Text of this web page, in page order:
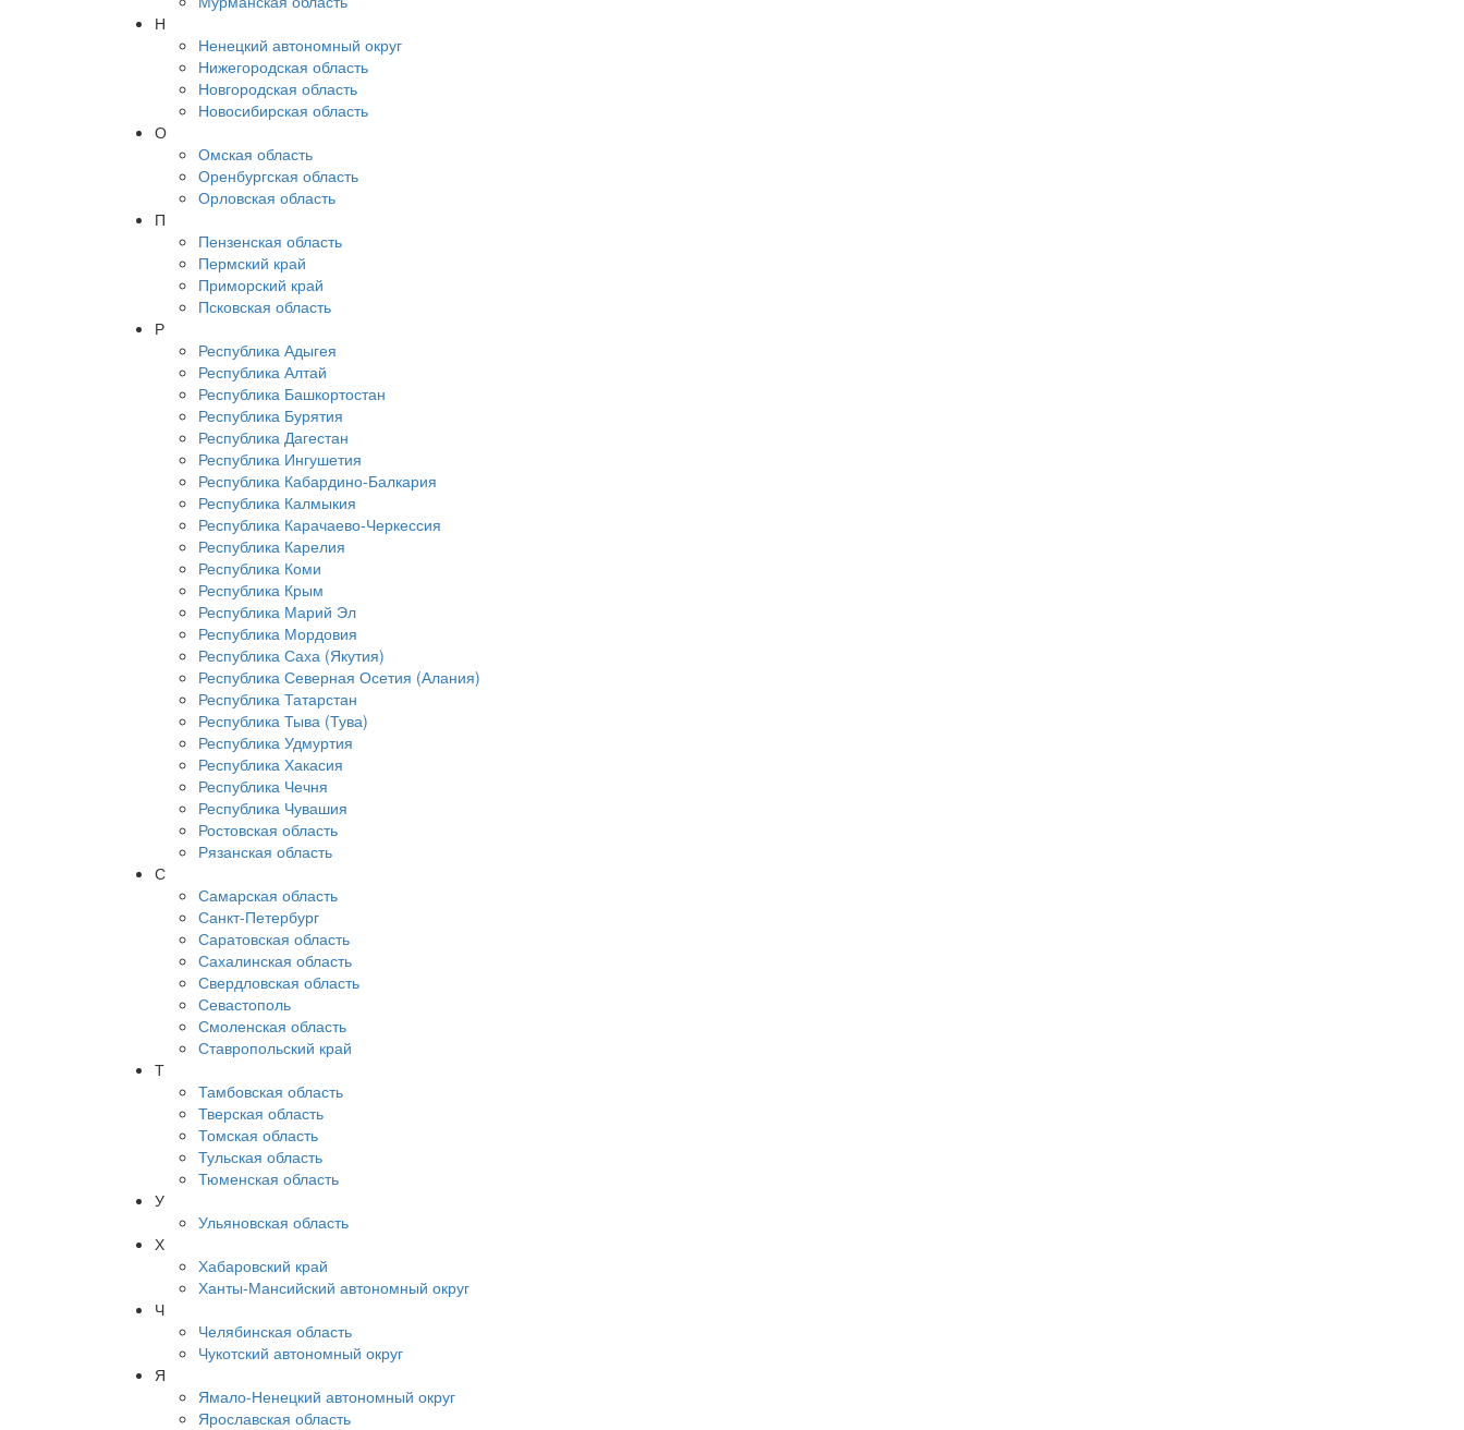
Н
Ненецкий автономный округ
Нижегородская область
Новгородская область
Новосибирская область
О
Омская область
Оренбургская область
Орловская область
П
Пензенская область
Пермский край
Приморский край
Псковская область
Р
Республика Адыгея
Республика Алтай
Республика Башкортостан
Республика Бурятия
Республика Дагестан
Республика Ингушетия
Республика Кабардино-Балкария
Республика Калмыкия
Республика Карачаево-Черкессия
Республика Карелия
Республика Коми
Республика Крым
Республика Марий Эл
Республика Мордовия
Республика Саха (Якутия)
Республика Северная Осетия (Алания)
Республика Татарстан
Республика Тыва (Тува)
Республика Удмуртия
Республика Хакасия
Республика Чечня
Республика Чувашия
Ростовская область
Рязанская область
С
Самарская область
Санкт-Петербург
Саратовская область
Сахалинская область
Свердловская область
Севастополь
Смоленская область
Ставропольский край
Т
Тамбовская область
Тверская область
Томская область
Тульская область
Тюменская область
У
Ульяновская область
Х
Хабаровский край
Ханты-Мансийский автономный округ
Ч
Челябинская область
Чукотский автономный округ
Я
Ямало-Ненецкий автономный округ
Ярославская область